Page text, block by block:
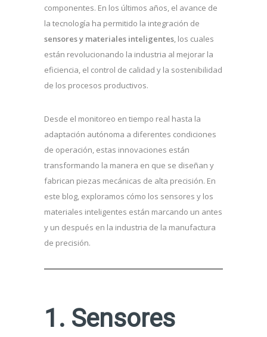
componentes. En los últimos años, el avance de
la tecnología ha permitido la integración de
sensores y materiales inteligentes, los cuales
están revolucionando la industria al mejorar la
eficiencia, el control de calidad y la sostenibilidad
de los procesos productivos.
Desde el monitoreo en tiempo real hasta la
adaptación autónoma a diferentes condiciones
de operación, estas innovaciones están
transformando la manera en que se diseñan y
fabrican piezas mecánicas de alta precisión. En
este blog, exploramos cómo los sensores y los
materiales inteligentes están marcando un antes
y un después en la industria de la manufactura
de precisión.
1. Sensores